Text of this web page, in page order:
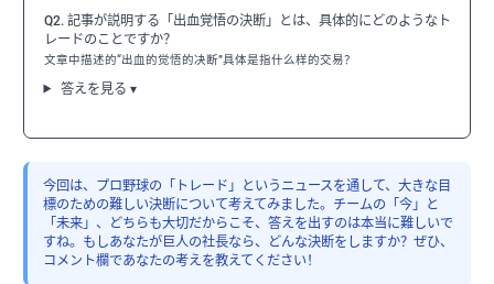
Q2. 記事が説明する「出血覚悟の決断」とは、具体的にどのようなト
レードのことですか？
文章中描述的“出血的觉悟的决断”具体是指什么样的交易？
答えを見る ▾
今回は、プロ野球の「トレード」というニュースを通して、大きな目
標のための難しい決断について考えてみました。チームの「今」と
「未来」、どちらも大切だからこそ、答えを出すのは本当に難しいで
すね。もしあなたが巨人の社長なら、どんな決断をしますか？ぜひ、
コメント欄であなたの考えを教えてください！